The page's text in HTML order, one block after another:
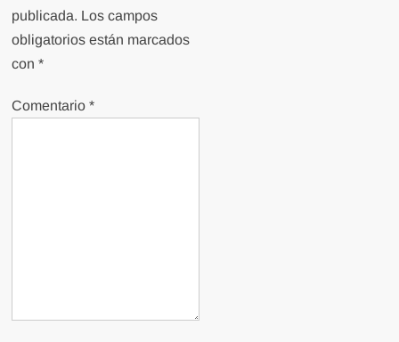
publicada. Los campos
obligatorios están marcados
con*
Comentario*